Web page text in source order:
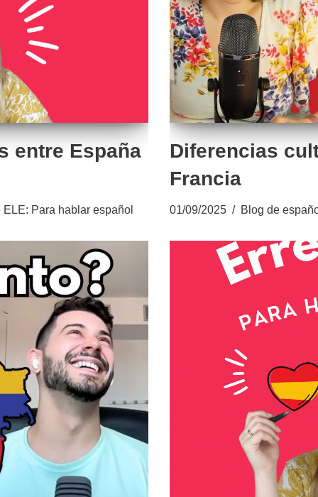
entre España
Para hablar español
Diferencias
Francia
01/09/2025 Blog de